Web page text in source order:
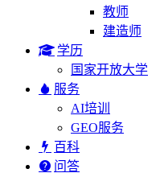
教师
建造师
学历
国家开放大学
服务
AI培训
GEO服务
百科
问答